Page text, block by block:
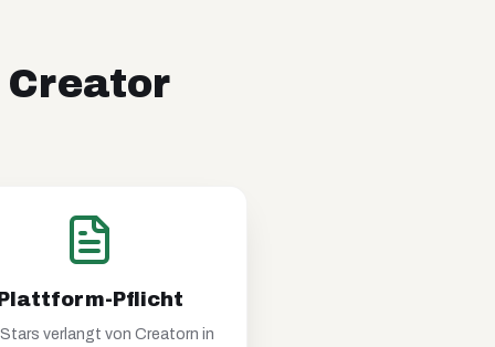
Pflicht
verlangt von Creatorn in